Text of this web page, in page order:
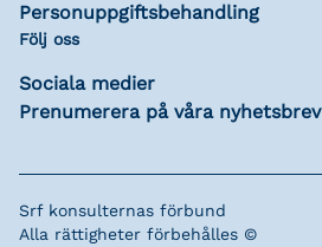
Personuppgiftsbehandling
Följ oss
Sociala medier
Prenumerera på våra nyhetsbrev
Srf konsulternas förbund
Alla rättigheter förbehålles ©